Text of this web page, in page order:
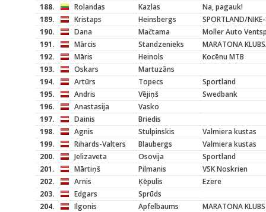
188.
Rolandas Kazlas
Na, pagauk!
189.
Kristaps Heinsbergs
SPORTLAND/
190.
Dana Mačtama
Moller Auto
191.
Mārcis Standzenieks
MARATONA
192.
Māris Heinols
Kocēnu MTB
193.
Oskars
Martuzāns
194.
Artūrs Topecs
Sportland
195.
Andris Vējiņš
Swedbank
196.
Anastasija
Vasko
197.
Dainis
Briedis
198.
Agnis Stulpinskis
Valmiera kustas
199.
Rihards-Valters Blaubergs
Valmiera kustas
200.
Jelizaveta Osovija
Sportland
201.
Mārtiņš Pilmanis
VSK Noskrien
202.
Arnis Ķēpulis
Ezere
203.
Edgars
Sprūds
204.
Ilgonis Apfelbaums
MARATONA KLUBS